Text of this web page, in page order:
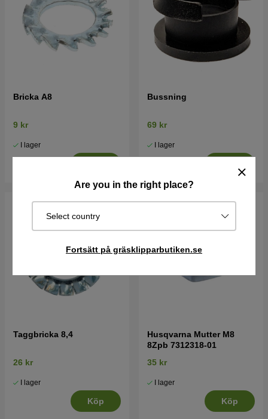
Are you in the right place?
Select country
Fortsätt på gräsklipparbutiken.se
Bricka A8
9 kr
I lager
Bussning
69 kr
I lager
Taggbricka 8,4
26 kr
I lager
Köp
Husqvarna Mutter M8
8Zpb 7312318-01
35 kr
I lager
Köp